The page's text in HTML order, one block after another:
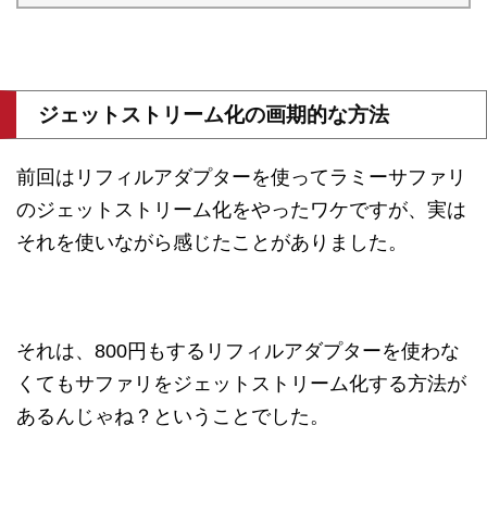
ジェットストリーム化の画期的な方法
前回はリフィルアダプターを使ってラミーサファリ
のジェットストリーム化をやったワケですが、実は
それを使いながら感じたことがありました。
それは、800円もするリフィルアダプターを使わな
くてもサファリをジェットストリーム化する方法が
あるんじゃね？ということでした。